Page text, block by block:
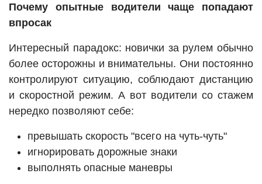
Почему опытные водители чаще попадают
впросак
Интересный парадокс: новички за рулем обычно
более осторожны и внимательны. Они постоянно
контролируют ситуацию, соблюдают дистанцию
и скоростной режим. А вот водители со стажем
нередко позволяют себе:
превышать скорость "всего на чуть-чуть"
игнорировать дорожные знаки
выполнять опасные маневры